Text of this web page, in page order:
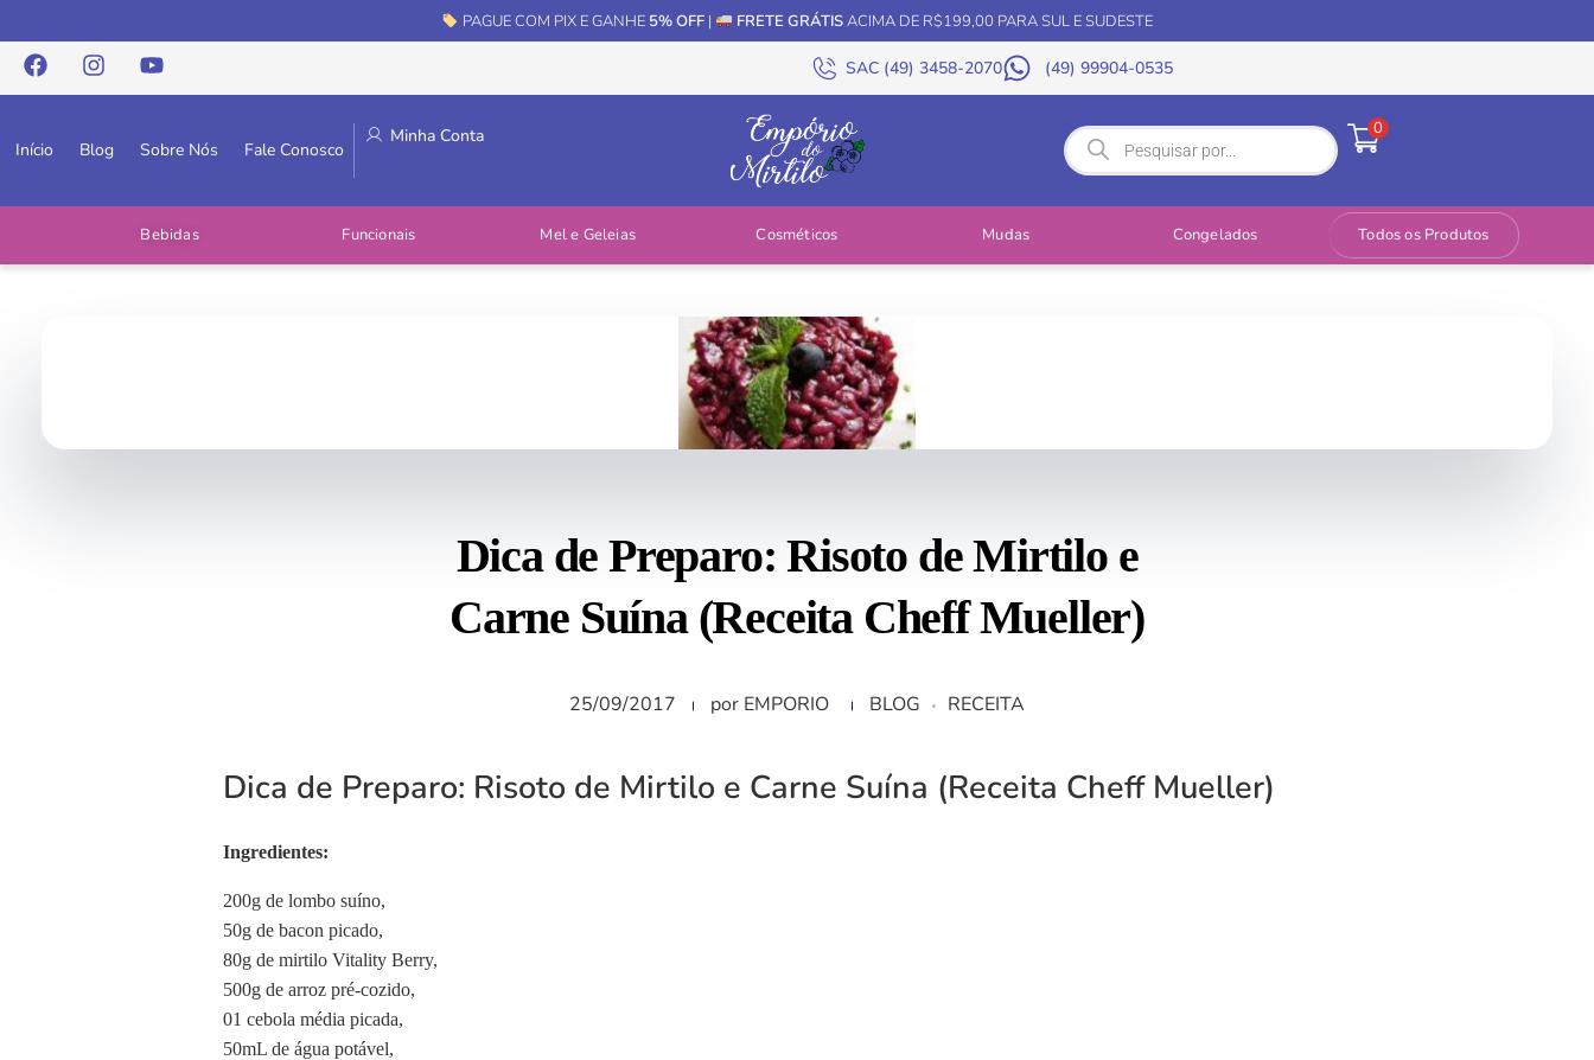
PAGUE COM PIX E GANHE 5% OFF | FRETE GRÁTISACIMA DE R$199,00 PARA SUL E SUDESTE
SAC (49) 3458-2070 (49) 99904-0535
Início Blog Sobre Nós Fale Conosco
Minha Conta 0
Bebidas Funcionais Mel e Geleias Cosméticos Mudas Congelados Todos os Produtos
Dica de Preparo: Risoto de Mirtilo e
Carne Suína (Receita Cheff Mueller)
25/09/2017 por EMPORIO BLOG RECEITA
Dica de Preparo: Risoto de Mirtilo e Carne Suína (Receita Cheff Mueller)
Ingredientes:
200g de lombo suíno,
50g de bacon picado,
80g de mirtilo Vitality Berry,
500g de arroz pré-cozido,
01 cebola média picada,
50mL de água potável,